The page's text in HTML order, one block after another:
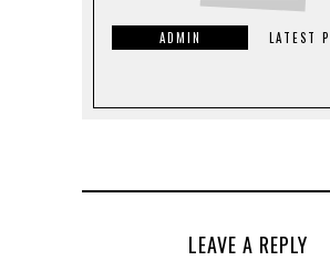
ADMIN LATEST
LEAVE A REPLY